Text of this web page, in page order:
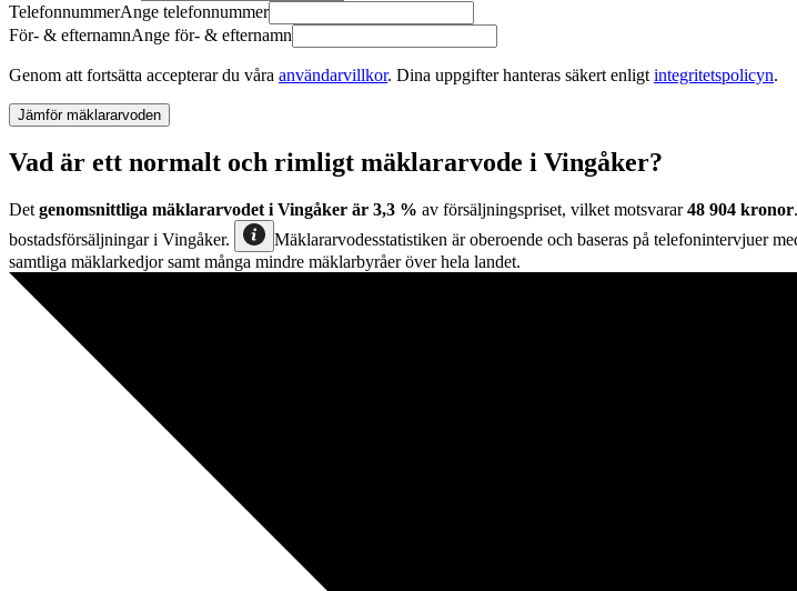
TelefonnummerAnge telefonnummer
För- & efternamnAnge för- & efternamn
Genom att fortsätta accepterar du våra användarvillkor. Dina uppgifter hanteras säkert enligt integritetspolicyn.
Jämför mäklararvoden
Vad är ett normalt och rimligt mäklararvode i Vingåker?
Det genomsnittliga mäklararvodet i Vingåker är 3,3 % av försäljningspriset, vilket motsvarar48 904 kronor
bostadsförsäljningari Vingåker.
Mäklararvodesstatistiken är oberoende och baseras på telefonintervjuer
samtliga mäklarkedjor samt många mindre mäklarbyråer över hela landet.